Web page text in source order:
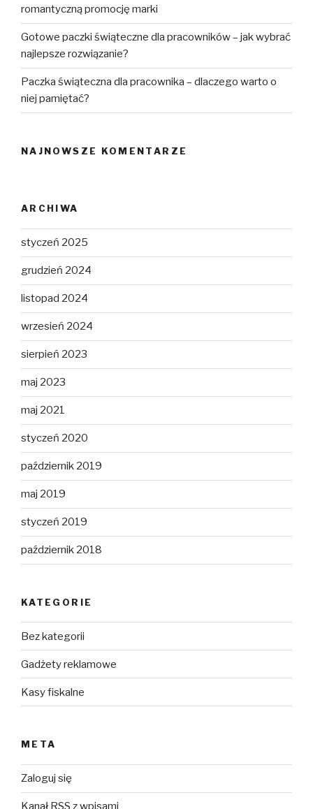
romantyczną promocję marki
Gotowe paczki świąteczne dla pracowników – jak wybrać
najlepsze rozwiązanie?
Paczka świąteczna dla pracownika – dlaczego warto o
niej pamiętać?
NAJNOWSZE KOMENTARZE
ARCHIWA
styczeń 2025
grudzień 2024
listopad 2024
wrzesień 2024
sierpień 2023
maj 2023
maj 2021
styczeń 2020
październik 2019
maj 2019
styczeń 2019
październik 2018
KATEGORIE
Bez kategorii
Gadżety reklamowe
Kasy fiskalne
META
Zaloguj się
Kanał RSS z wpisami